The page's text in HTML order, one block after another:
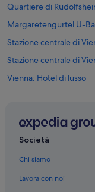
Quartiere di
Margaretengurtel U-
Stazione centrale di
Stazione centrale di
Vienna: Hotel di lusso
Vienna: Hotel
Società
Chi siamo
Lavora con noi